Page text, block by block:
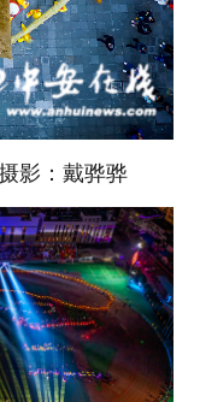
影：戴骅骅